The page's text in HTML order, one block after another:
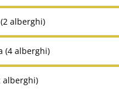
alberghi)
(4 alberghi)
alberghi)